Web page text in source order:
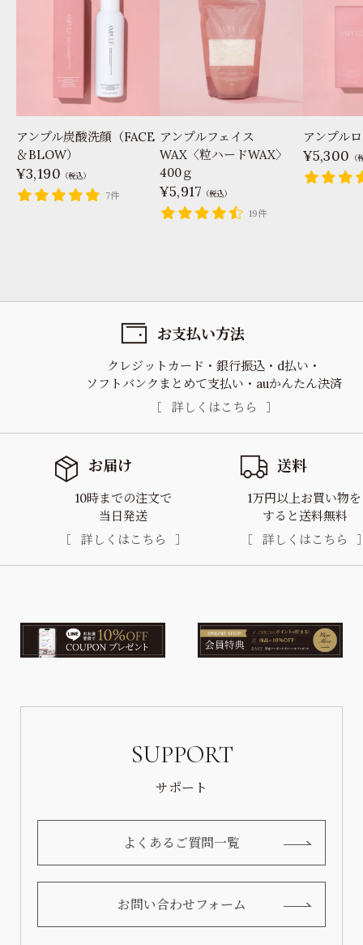
アンプル炭酸洗顔（FACE
＆BLOW）
3,190 （税込）
7件
アンプルフェイス
WAX〈粒ハードWAX〉
400ｇ
5,917 （税込）
19件
アンプル
5,300 （
お支払い方法
クレジットカード 銀行振込
d払い
ソフトバンクまとめて支払い
auかんたん決済
詳しくはこちら
お届け
10時までの注文で
当日発送
詳しくはこちら
送料
1万円以上お買い物を
すると送料無料
詳しくはこちら
SUPPORT
サポート
よくあるご質問一覧
お問い合わせフォーム